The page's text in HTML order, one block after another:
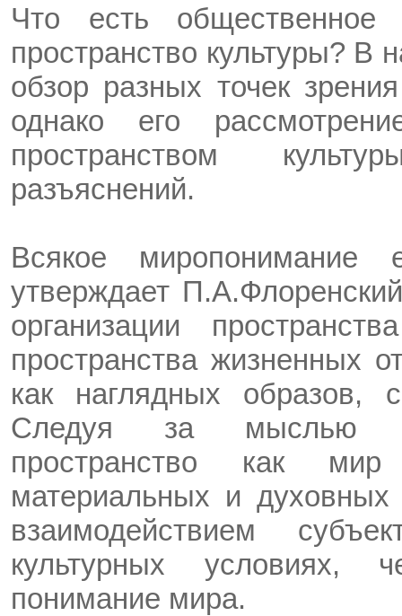
Что есть общественное
пространство культуры? В
обзор разных точек
однако его
пространством
разъяснений.
Всякое миропонимание
утверждает
организации
пространства жизненных
как наглядных образов,
Следуя за мыслью
пространство как мир
материальных и
взаимодействием
культурных условиях,
понимание мира.